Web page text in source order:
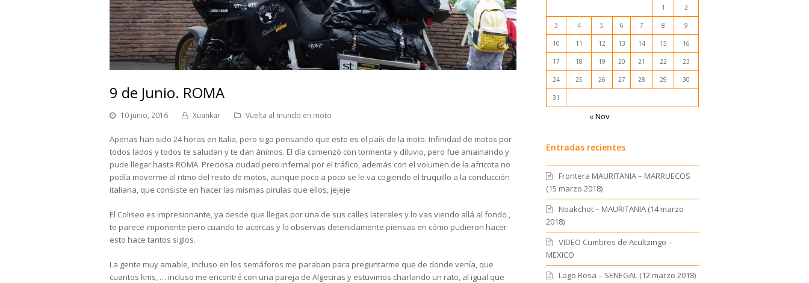
9 de Junio. ROMA
10 junio, 2016 Xuankar Vuelta al mundo en moto
Apenas han sido 24 horas en Italia, pero sigo pensando que este es el país de la moto. Infinidad de motos por
todos lados y todos te saludan y te dan ánimos. El día comenzó con tormenta y diluvio, pero fue amainando y
pude llegar hasta ROMA. Preciosa ciudad pero infernal por el tráfico, además con el volumen de la africota no
podía moverme al ritmo del resto de motos, aunque poco a poco se le va cogiendo el truquillo a la conducción
italiana, que consiste en hacer las mismas pirulas que ellos, jejeje
El Coliseo es impresionante, ya desde que llegas por una de sus calles laterales y lo vas viendo allá al fondo ,
te parece imponente pero cuando te acercas y lo observas detenidamente piensas en cómo pudieron hacer
esto hace tantos siglos.
La gente muy amable, incluso en los semáforos me paraban para preguntarme que de donde venía, que
cuantos kms, … incluso me encontré con una pareja de Algeciras y estuvimos charlando un rato, al igual que
1
2
3 4 5 6 7 8 9
10 11 12 13 14 15 16
17 18 19 20 21 22 23
24 25 26 27 28 29 30
31
« Nov
Entradas recientes
Frontera MAURITANIA – MARRUECOS
(15 marzo 2018)
Noakchot – MAURITANIA (14 marzo
2018)
VIDEO Cumbres de Acultzingo –
MEXICO
Lago Rosa – SENEGAL (12 marzo 2018)